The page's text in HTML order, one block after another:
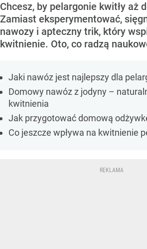
Chcesz, by pelargonie kwitły aż
Zamiast eksperymentować,
nawozy i apteczny trik, który
kwitnienie. Oto, co radzą
Jaki nawóz jest najlepszy dla
Domowy nawóz z jodyny –
kwitnienia
Jak przygotować domową
Co jeszcze wpływa na kwitnienie